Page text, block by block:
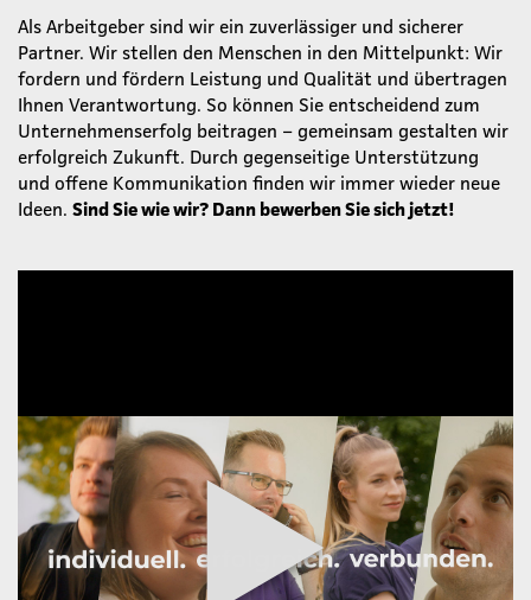
Als Arbeitgeber sind wir ein zuverlässiger und sicherer
Partner. Wir stellen den Menschen in den Mittelpunkt: Wir
fordern und fördern Leistung und Qualität und übertragen
Ihnen Verantwortung. So können Sie entscheidend zum
Unternehmenserfolg beitragen – gemeinsam gestalten wir
erfolgreich Zukunft. Durch gegenseitige Unterstützung
und offene Kommunikation finden wir immer wieder neue
Ideen. Sind Sie wie wir? Dann bewerben Sie sich jetzt!